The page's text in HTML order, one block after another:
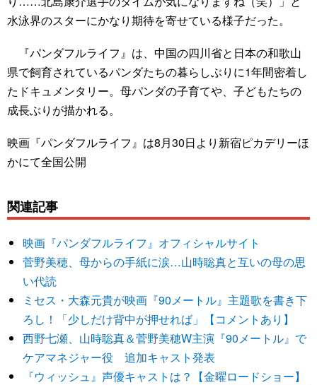
水泳界のスターにかなり期待を寄せている様子だった。
『パンダフルライフ』は、中国の四川省と日本の和歌山
県で飼育されているパンダたちの暮らしぶりに1年間密着し
たドキュメンタリー。母パンダの子育てや、子どもたちの
成長ぶりが描かれる。
映画『パンダフルライフ』は8月30日より新宿ピカデリーほ
かにて全国公開
関連記事
映画『パンダフルライフ』オフィシャルサイト
菅野美穂、母からの手紙に涙…山時聡真と互いの母の思
い代読
ミセス・大森元貴が映画『90メートル』主題歌を書き下
ろし！「少しだけ背中が押せれば」【コメントあり】
西野七瀬、山時聡真＆菅野美穂W主演『90メートル』で
ケアマネジャー役 追加キャスト発表
『ウィッシュ』声優キャストは？【金曜ロードショー】